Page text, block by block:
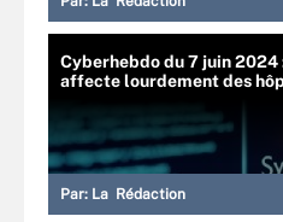
Cyberhebdo du 7 juin
affecte lourdement des
Par: La Rédaction